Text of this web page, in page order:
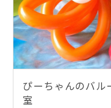
ぴーちゃんのバル
室